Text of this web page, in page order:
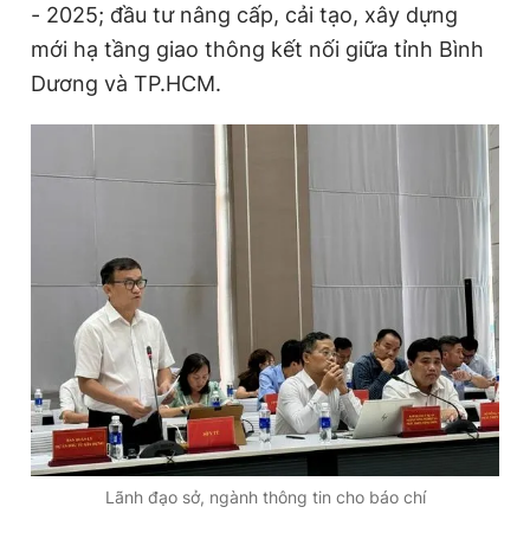
- 2025; đầu tư nâng cấp, cải tạo, xây dựng
mới hạ tầng giao thông kết nối giữa tỉnh Bình
Dương và TP.HCM.
Lãnh đạo sở, ngành thông tin cho báo chí